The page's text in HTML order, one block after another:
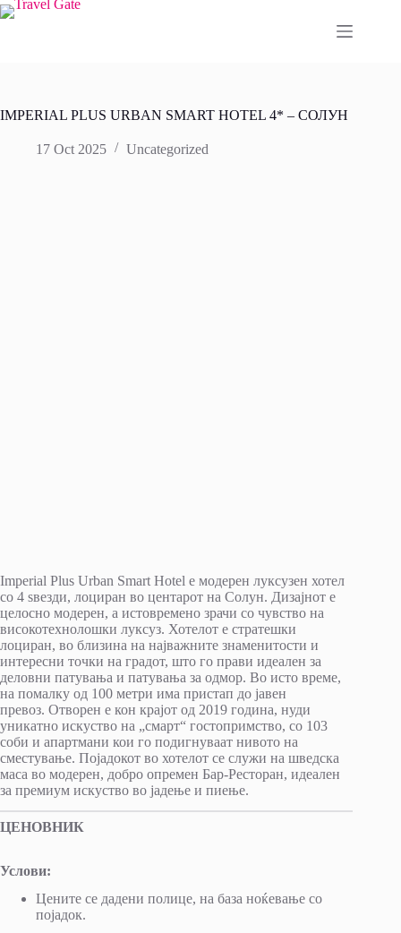
Skip
to
IMPERIAL PLUS URBAN SMART HOTEL 4* – СОЛУН
17 Oct 2025 Uncategorized
Imperial Plus Urban Smart Hotel е модерен луксузен хотел
со 4 ѕвезди, лоциран во центарот на Солун. Дизајнот е
целосно модерен, а истовремено зрачи со чувство на
високотехнолошки луксуз. Хотелот е стратешки
лоциран, во близина на најважните знаменитости и
интересни точки на градот, што го прави идеален за
деловни патувања и патувања за одмор. Во исто време,
на помалку од 100 метри има пристап до јавен
превоз. Отворен е кон крајот од 2019 година, нуди
уникатно искуство на „смарт“ гостопримство, со 103
соби и апартмани кои го подигнуваат нивото на
сместување. Појадокот во хотелот се служи на шведска
маса во модерен, добро опремен Бар-Ресторан, идеален
за премиум искуство во јадење и пиење.
ЦЕНОВНИК
Услови:
Цените се дадени полице, на база ноќевање со
појадок.